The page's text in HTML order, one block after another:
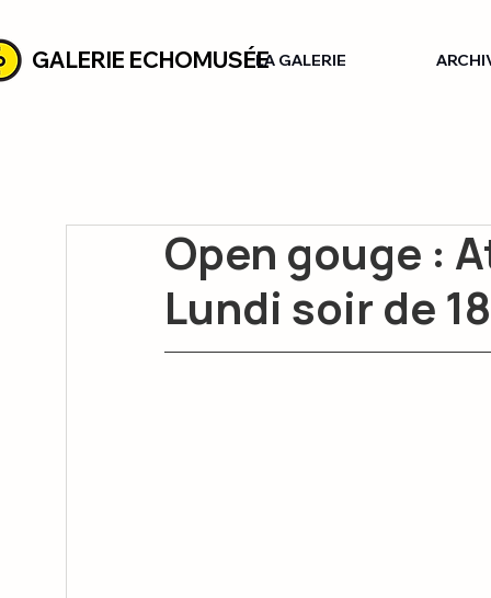
GALERIE ECHOMUSÉELA GALERIE
Open gouge :
Lundi soir de